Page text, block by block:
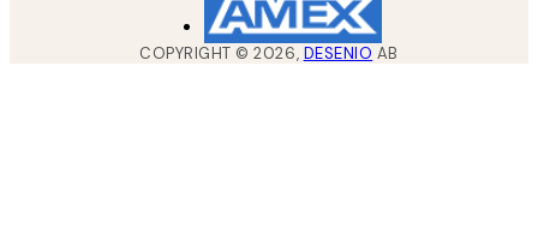
COPYRIGHT ©2026, DESENIO AB